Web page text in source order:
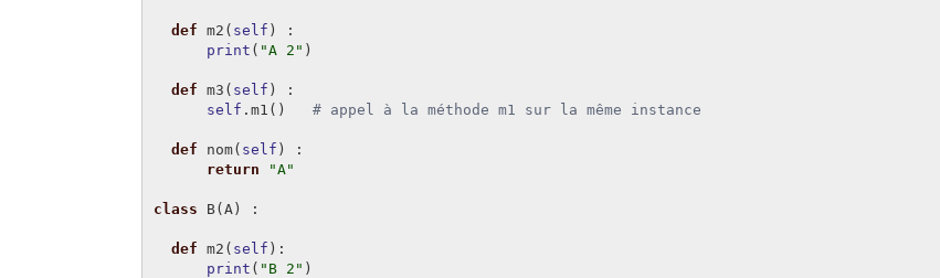
def m2 ( self )
:
print ( "A 2" )
def m3 ( self )
:
self . m1 () # appel à la méthode m1 sur la même instance
def nom( self )
:
return
"A"
class B(A ) :
def m2 ( self ):
print ( "B 2" )